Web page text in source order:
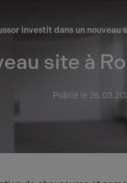
investit dans un nouveau
site à
Publié le